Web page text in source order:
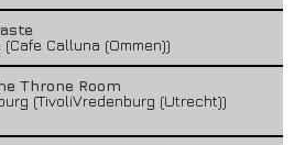
Calluna (Ommen))
Throne Room
(TivoliVredenburg (Utrecht))